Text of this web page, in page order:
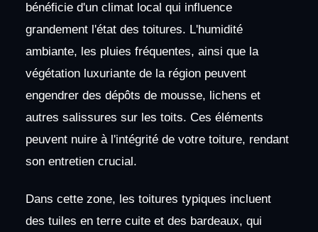
bénéficie d'un climat local qui influence
grandement l'état des toitures. L'humidité
ambiante, les pluies fréquentes, ainsi que la
végétation luxuriante de la région peuvent
engendrer des dépôts de mousse, lichens et
autres salissures sur les toits. Ces éléments
peuvent nuire à l'intégrité de votre toiture, rendant
son entretien crucial.
Dans cette zone, les toitures typiques incluent
des tuiles en terre cuite et des bardeaux, qui